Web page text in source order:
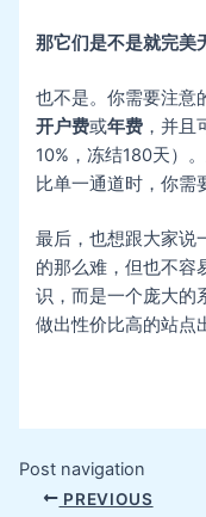
那它们是不是就完美
也不是。你需要注意
开户费或年费 ，并且
10%，冻结180天）
比单一通道时，你需
最后，也想跟大家说
的那么难，但也不容
识，而是一个庞大的
做出性价比高的站点
Post navigation
PREVIOUS